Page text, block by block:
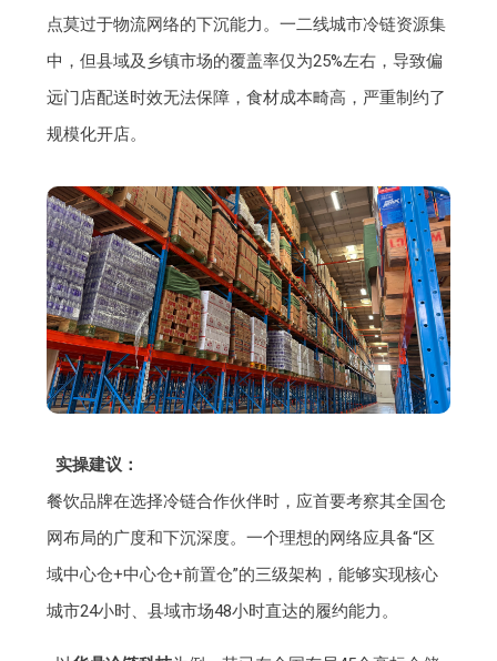
点莫过于物流网络的下沉能力。一二线城市冷链资源集
中，但县域及乡镇市场的覆盖率仅为25%左右，导致偏
远门店配送时效无法保障，食材成本畸高，严重制约了
规模化开店。
实操建议：
餐饮品牌在选择冷链合作伙伴时，应首要考察其全国仓
网布局的广度和下沉深度。一个理想的网络应具备“区
域中心仓+中心仓+前置仓”的三级架构，能够实现核心
城市24小时、县域市场48小时直达的履约能力。